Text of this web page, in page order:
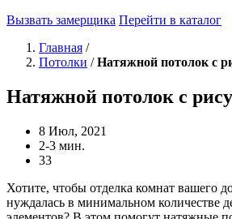
Вызвать замерщика Перейти в каталог
Главная /
Потолки /Натяжной потолок с
Натяжной потолок с
8 Июл, 2021
2-3 мин.
33
Хотите, чтобы отделка комнат вашего
нуждалась в минимальном количестве